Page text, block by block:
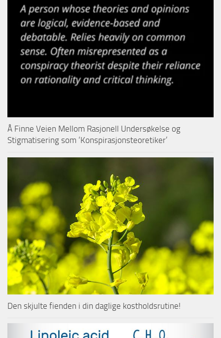
Å Finne Veien Mellom Rasjonell Undersøkelse og
Stigmatisering som ‘Konspirasjonsteoretiker’
Den skjulte fienden i din daglige kostholdsrutine!